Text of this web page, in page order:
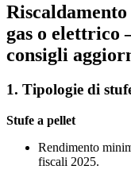
gas o elettrico
consigli
1. Tipologie di
Stufe a pellet
Rendimento
fiscali 2025.